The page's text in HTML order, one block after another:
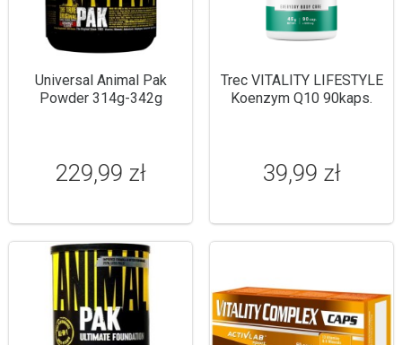
Universal Animal Pak
Powder 314g-342g
229,99 zł
Trec VITALITY LIFESTYLE
Koenzym Q10 90kaps.
39,99 zł